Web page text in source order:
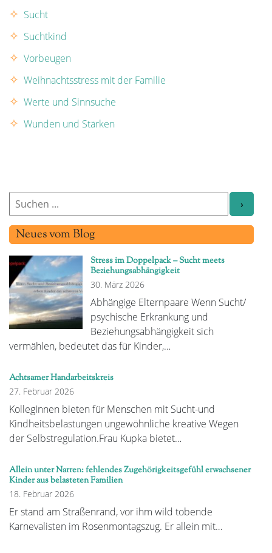
Sucht
Suchtkind
Vorbeugen
Weihnachtsstress mit der Familie
Werte und Sinnsuche
Wunden und Stärken
Neues vom Blog
Stress im Doppelpack – Sucht meets
Beziehungsabhängigkeit
30. März 2026
Abhängige Elternpaare Wenn Sucht/
psychische Erkrankung und
Beziehungsabhängigkeit sich
vermählen, bedeutet das für Kinder,…
Achtsamer Handarbeitskreis
27. Februar 2026
KollegInnen bieten für Menschen mit Sucht-und
Kindheitsbelastungen ungewöhnliche kreative Wegen
der Selbstregulation.Frau Kupka bietet…
Allein unter Narren: fehlendes Zugehörigkeitsgefühl erwachsener
Kinder aus belasteten Familien
18. Februar 2026
Er stand am Straßenrand, vor ihm wild tobende
Karnevalisten im Rosenmontagszug. Er allein mit…